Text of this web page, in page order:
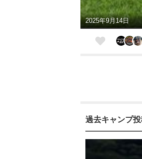
2025年9月14日
過去キャンプ